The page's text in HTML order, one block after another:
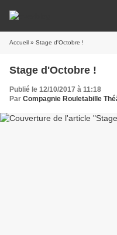
Accueil » Stage d'Octobre !
Stage d'Octobre !
Publié le 12/10/2017 à 11:18
Par Compagnie Rouletabille